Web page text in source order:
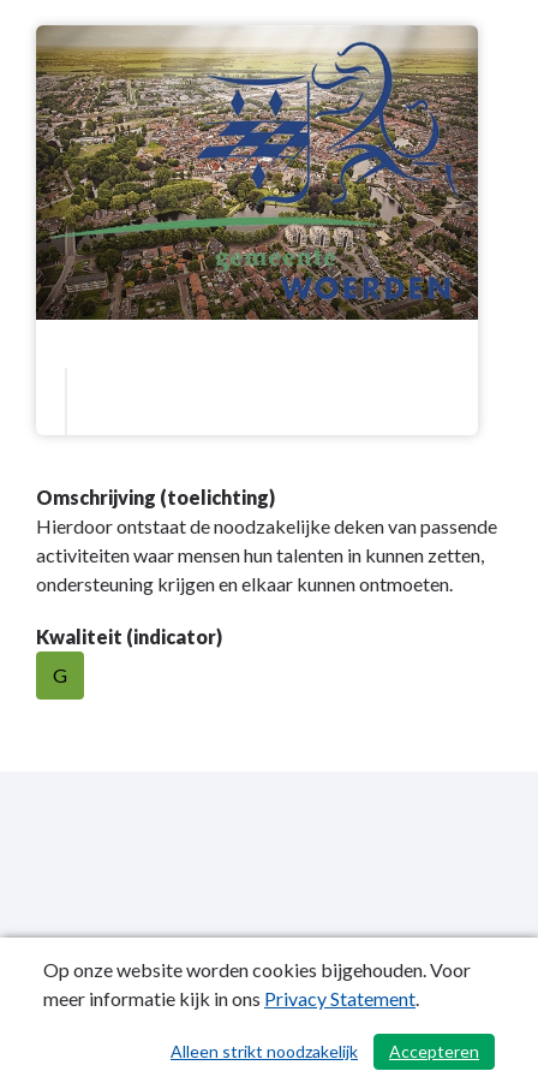
Omschrijving (toelichting)
Hierdoor ontstaat de noodzakelijke deken van passende
activiteiten waar mensen hun talenten in kunnen zetten,
ondersteuning krijgen en elkaar kunnen ontmoeten.
Kwaliteit (indicator)
G
/ 503
Publicatiedatum: 07-07-2022
Op onze website worden cookies bijgehouden. Voor
meer informatie kijk in ons Privacy Statement.
Accepteren
Alleen strikt noodzakelijk